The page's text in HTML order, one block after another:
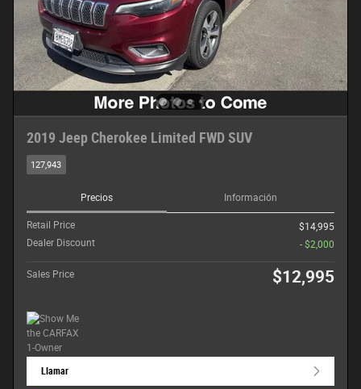
2019 Jeep Cherokee Limited FWD SUV
127,943
Precios Información
Retail Price
$14,995
Dealer Discount
- $2,000
Sales Price $12,995
Llamar